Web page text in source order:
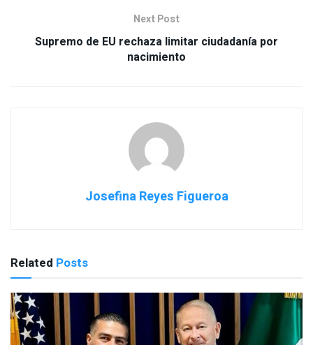
Next Post
Supremo de EU rechaza limitar ciudadanía por
nacimiento
Josefina Reyes Figueroa
Related Posts